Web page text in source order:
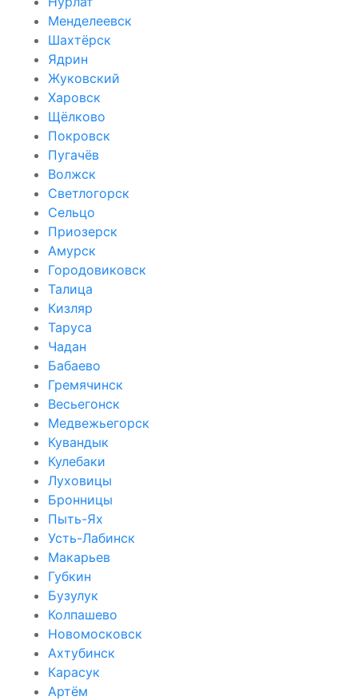
Менделеевск
Шахтёрск
Ядрин
Жуковский
Харовск
Щёлково
Покровск
Пугачёв
Волжск
Светлогорск
Сельцо
Приозерск
Амурск
Городовиковск
Талица
Кизляр
Таруса
Чадан
Бабаево
Гремячинск
Весьегонск
Медвежьегорск
Кувандык
Кулебаки
Луховицы
Бронницы
Пыть-Ях
Усть-Лабинск
Макарьев
Губкин
Бузулук
Колпашево
Новомосковск
Ахтубинск
Карасук
Артём